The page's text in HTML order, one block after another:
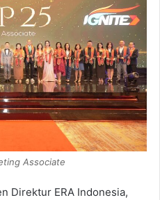
Associate
Direktur ERA Indonesia,